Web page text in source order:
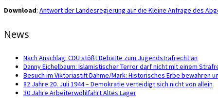
Download: Antwort der Landesregierung auf die Kleine Anfrage des
News
Nach Anschlag: CDU stößt Debatte zum Jugendstrafrecht an
Danny Eichelbaum: Islamistischer Terror darf nicht mit einem
Besuch im Viktoriastift Dahme/Mark: Historisches Erbe bewahren
82 Jahre 20. Juli 1944 – Demokratie verteidigt sich nicht von allein
30 Jahre Arbeiterwohlfahrt Altes Lager